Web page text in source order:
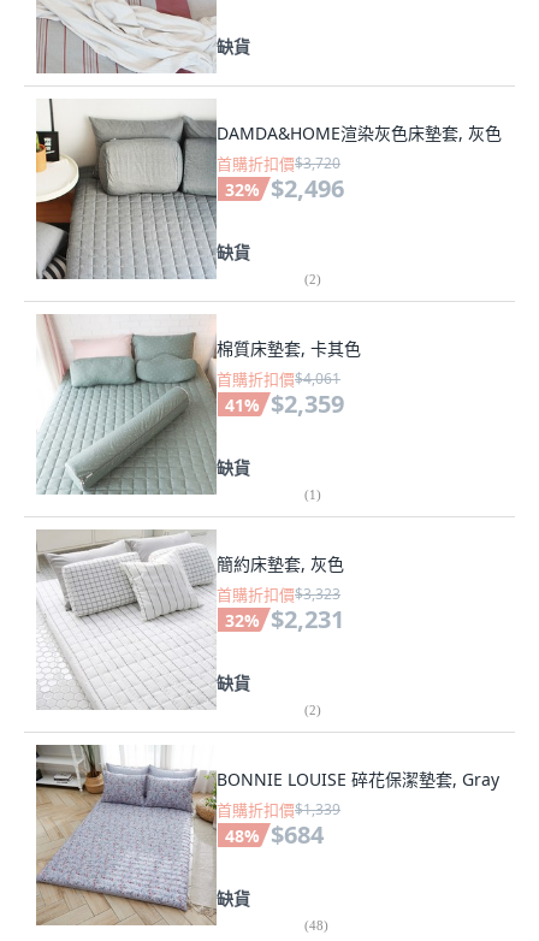
缺貨
DAMDA&HOME渲染灰色床墊套, 灰色
首購折扣價$3,720
32% $2,496
缺貨
(2)
棉質床墊套, 卡其色
首購折扣價$4,061
41% $2,359
缺貨
(1)
簡約床墊套, 灰色
首購折扣價$3,323
32% $2,231
缺貨
(2)
BONNIE LOUISE 碎花保潔墊套, Gray
首購折扣價$1,339
48% $684
缺貨
(48)